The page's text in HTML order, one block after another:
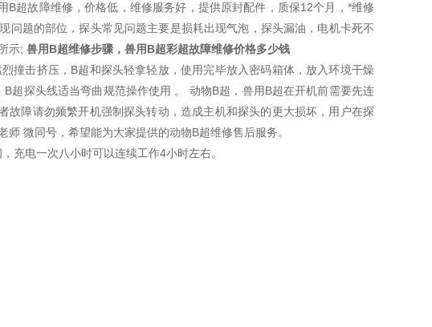
超故障维修，价格低，维修服务好，提供原封配件，质保12个月，*维修
问题的部位，探头常见问题主要是损耗出现气泡，探头漏油，电机卡死不
示; 兽用B超维修步骤，兽用B超彩超故障维修价格多少钱
撞击挤压，B超和探头轻拿轻放，使用完毕放入密码箱体，放入环境干燥
超探头线适当弯曲规范操作使用 。 动物B超，兽用B超在开机前需要先连
障请勿频繁开机强制探头转动，造成主机和探头的更大损坏，用户在探
微同号，希望能为大家提供的动物B超维修售后服务。
充电一次八小时可以连续工作4小时左右。